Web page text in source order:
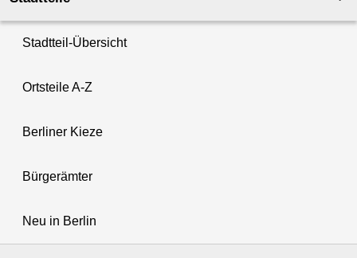
Stadtteil-Übersicht
Ortsteile A-Z
Berliner Kieze
Bürgerämter
Neu in Berlin